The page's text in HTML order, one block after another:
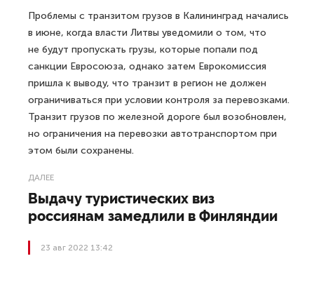
Проблемы с транзитом грузов в Калининград начались
в июне, когда власти Литвы уведомили о том, что
не будут пропускать грузы, которые попали под
санкции Евросоюза, однако затем Еврокомиссия
пришла к выводу, что транзит в регион не должен
ограничиваться при условии контроля за перевозками.
Транзит грузов по железной дороге был возобновлен,
но ограничения на перевозки автотранспортом при
этом были сохранены.
ДАЛЕЕ
Выдачу туристических виз
россиянам замедлили в Финляндии
23 авг 2022 13:42